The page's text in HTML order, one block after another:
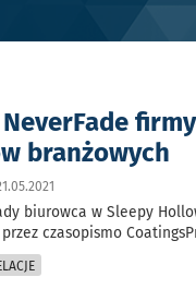
NeverFade
branżowych
biurowca w Sleepy
czasopismo